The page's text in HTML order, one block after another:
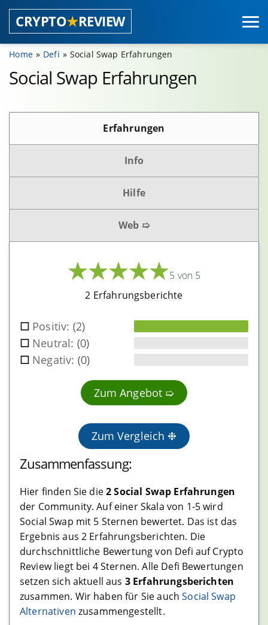
CRYPTO★REVIEW
Unregulierte Börsen
Dezentrale Börsen
Masternode Anbieter
Masternode Pools
Shared Masternodes
Masternode Hosting
Mining Anbieter
Cloud Mining Anbieter
Mining Hardware Shops
Mining Colocation
Krypto Steuern
Kostenlose Software
Cloud Software
Software
Home Defi Social Swap Erfahrungen
Social Swap Erfahrungen
Erfahrungen
Info
Hilfe
Web ➯
★★★★★5 von 5
2 Erfahrungsberichte
Positiv: (2)
Neutral: (0)
Negativ: (0)
Zum Angebot ➯
Zum Vergleich ❉
Zusammenfassung:
Hier finden Sie die2 Social Swap Erfahrungen
der Community. Auf einer Skala von 1-5 wird
Social Swap mit 5 Sternen bewertet. Das ist das
Ergebnis aus 2 Erfahrungsberichten. Die
durchschnittliche Bewertung von Defi auf Crypto
Review liegt bei 4 Sternen. Alle Defi Bewertungen
setzen sich aktuell aus 3 Erfahrungsberichten
zusammen. Wir haben für Sie auchSocial Swap
Alternativen zusammengestellt.